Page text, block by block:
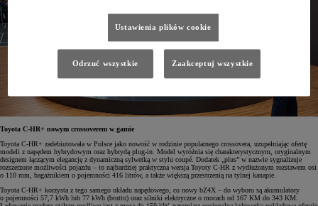
Toyota C-HR+ nowym crossoverem w gamie
Toyota C-HR+ zadebiutowała w Polsce jako nowość w rodzinie popularnego crossovera, uzupełniając ofertę
modeli z napędem hybrydowym oraz hybrydą plug-in. Model wyróżnia się charakterystycznym, oryginalnym
designem łączącym elegancję z dynamiczną sylwetką w stylu coupé. Dodatek „plus” w nazwie sygnalizuje
rozszerzone możliwości pojazdu – to najbardziej praktyczna wersja Toyoty C-HR z wydłużonym rozstawem osi
o 110 mm, bagażnikiem o pojemności 416 litrów, a także większą przestrzenią na tylnej kanapie.
Toyota C-HR+ korzysta z tego samego układu napędowego, co nowy bZ4X – do wyboru są akumulatory
o pojemności 57,7 kWh lub 77 kWh (brutto) oraz silniki elektryczne o mocach od 167 KM do 343 KM.
Ustawienia plików cookie
Odrzuć wszystkie Zaakceptuj wszystkie